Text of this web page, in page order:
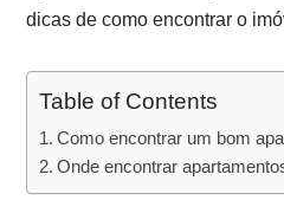
dicas de como encontrar o
Table of Contents
Como encontrar um bom
Onde encontrar